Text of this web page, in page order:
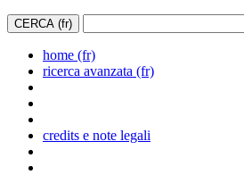
home (fr)
ricerca avanzata (fr)
credits e note legali